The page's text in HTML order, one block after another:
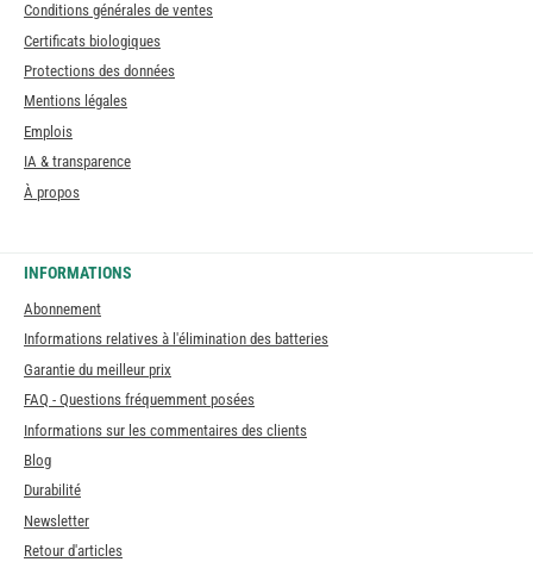
Conditions générales de ventes
Certificats biologiques
Protections des données
Mentions légales
Emplois
IA & transparence
À propos
INFORMATIONS
Abonnement
Informations relatives à l'élimination des batteries
Garantie du meilleur prix
FAQ - Questions fréquemment posées
Informations sur les commentaires des clients
Blog
Durabilité
Newsletter
Retour d'articles